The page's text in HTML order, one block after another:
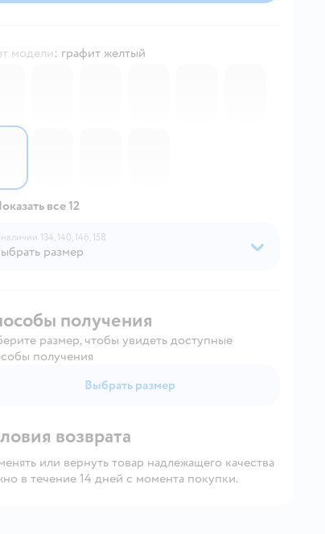
модели: графит желтый
6675547
все 12
134, 140, 146, 158
размер
получения
размер, чтобы увидеть доступные
получения
Выбрать размер
возврата
или вернуть товар надлежащего качества
в течение 14 дней с момента покупки.